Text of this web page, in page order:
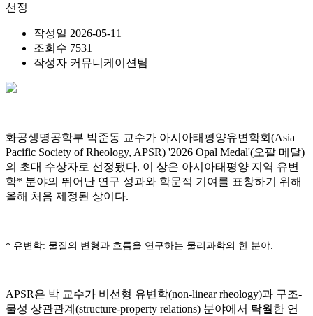
선정
작성일 2026-05-11
조회수 7531
작성자 커뮤니케이션팀
화공생명공학부 박준동 교수가 아시아태평양유변학회(Asia
Pacific Society of Rheology, APSR) '2026 Opal Medal'(오팔 메달)
의 초대 수상자로 선정됐다. 이 상은 아시아태평양 지역 유변
학* 분야의 뛰어난 연구 성과와 학문적 기여를 표창하기 위해
올해 처음 제정된 상이다.
* 유변학: 물질의 변형과 흐름을 연구하는 물리과학의 한 분야.
APSR은 박 교수가 비선형 유변학(non-linear rheology)과 구조-
물성 상관관계(structure-property relations) 분야에서 탁월한 연